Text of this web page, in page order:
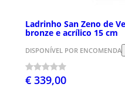
Ladrinho San Zeno de
bronze e acrílico 15 cm
DISPONÍVEL POR ENCOMENDA
€ 339,00